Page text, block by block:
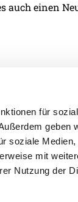
für
geben
soziale Medien,
mit
Nutzung der
auch einen